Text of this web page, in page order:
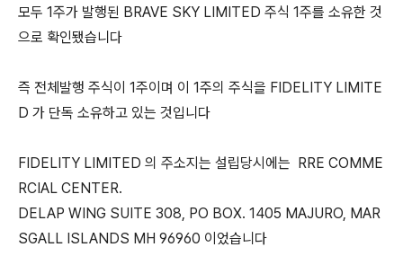
모두 1주가 발행된 BRAVE SKY LIMITED 주식 1주를 소유한 것
으로 확인됐습니다
즉 전체발행 주식이 1주이며 이 1주의 주식을 FIDELITY LIMITE
D 가 단독 소유하고 있는 것입니다
FIDELITY LIMITED 의 주소지는 설립당시에는 RRE COMME
RCIAL CENTER.
DELAP WING SUITE 308, PO BOX. 1405 MAJURO, MAR
SGALL ISLANDS MH 96960 이었습니다